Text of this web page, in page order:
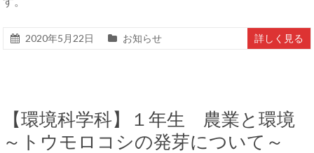
2020年5月22日 お知らせ 詳しく見る
【環境科学科】１年生 農業と環境
～トウモロコシの発芽について～